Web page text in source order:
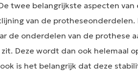
twee belangrijkste aspecten
van de
de onderdelen van de prothese
Deze wordt dan ook helemaal
is het belangrijk dat deze